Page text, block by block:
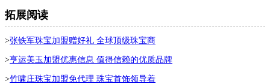
拓展阅读
>张铁军珠宝加盟赠好礼 全球顶级珠宝商
>亨运美玉加盟优惠信息 值得信赖的优质品牌
>竹啸庄珠宝加盟免代理 珠宝首饰领导着